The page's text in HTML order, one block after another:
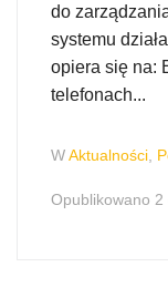
do
systemu
opiera się na:
telefonach...
WAktualności
Opublikowano 2